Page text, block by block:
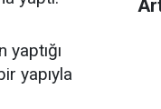
yapıyla